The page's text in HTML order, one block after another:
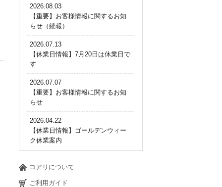
2026.08.03
【重要】お客様情報に関するお知
らせ（続報）
2026.07.13
【休業日情報】7月20日は休業日で
す
2026.07.07
【重要】お客様情報に関するお知
らせ
2026.04.22
【休業日情報】ゴールデンウィー
ク休業案内
コアリについて
ご利用ガイド